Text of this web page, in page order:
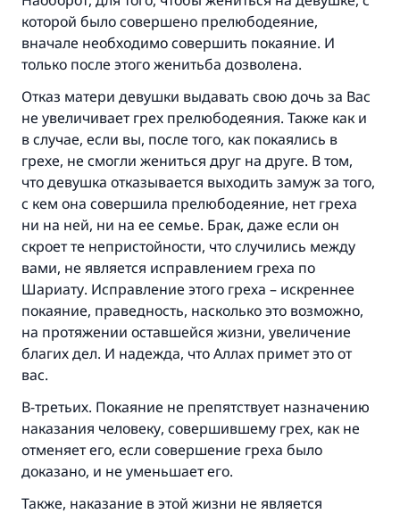
которой было совершено прелюбодеяние,
вначале необходимо совершить покаяние. И
только после этого женитьба дозволена.
Отказ матери девушки выдавать свою дочь за Вас
не увеличивает грех прелюбодеяния. Также как и
в случае, если вы, после того, как покаялись в
грехе, не смогли жениться друг на друге. В том,
что девушка отказывается выходить замуж за того,
с кем она совершила прелюбодеяние, нет греха
ни на ней, ни на ее семье. Брак, даже если он
скроет те непристойности, что случились между
вами, не является исправлением греха по
Шариату. Исправление этого греха – искреннее
покаяние, праведность, насколько это возможно,
на протяжении оставшейся жизни, увеличение
благих дел. И надежда, что Аллах примет это от
вас.
В-третьих. Покаяние не препятствует назначению
наказания человеку, совершившему грех, как не
отменяет его, если совершение греха было
доказано, и не уменьшает его.
Также, наказание в этой жизни не является
Ответ № 110845 помог сохранить
брак.
Помогите нам предоставить ответы Умме
Посланник Аллаха, мир ему и
благословение, сказал:
«Указавшему на благое (полагается) такая
же награда как и совершившему его»
(МУСЛИМ, № 1893).
Участвуйте сейчас!